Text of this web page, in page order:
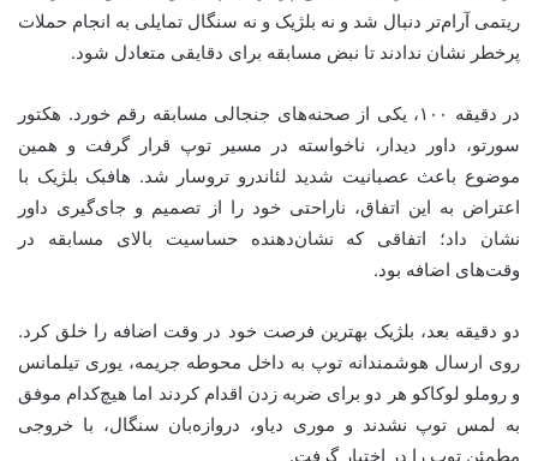
ریتمی آرام‌تر دنبال شد و نه بلژیک و نه سنگال تمایلی به انجام حملات
پرخطر نشان ندادند تا نبض مسابقه برای دقایقی متعادل شود.
در دقیقه ۱۰۰، یکی از صحنه‌های جنجالی مسابقه رقم خورد. هکتور
سورتو، داور دیدار، ناخواسته در مسیر توپ قرار گرفت و همین
موضوع باعث عصبانیت شدید لئاندرو تروسار شد. هافبک بلژیک با
اعتراض به این اتفاق، ناراحتی خود را از تصمیم و جای‌گیری داور
نشان داد؛ اتفاقی که نشان‌دهنده حساسیت بالای مسابقه در
وقت‌های اضافه بود.
دو دقیقه بعد، بلژیک بهترین فرصت خود در وقت اضافه را خلق کرد.
روی ارسال هوشمندانه توپ به داخل محوطه جریمه، یوری تیلمانس
و روملو لوکاکو هر دو برای ضربه زدن اقدام کردند اما هیچ‌کدام موفق
به لمس توپ نشدند و موری دیاو، دروازه‌بان سنگال، با خروجی
مطمئن توپ را در اختیار گرفت.